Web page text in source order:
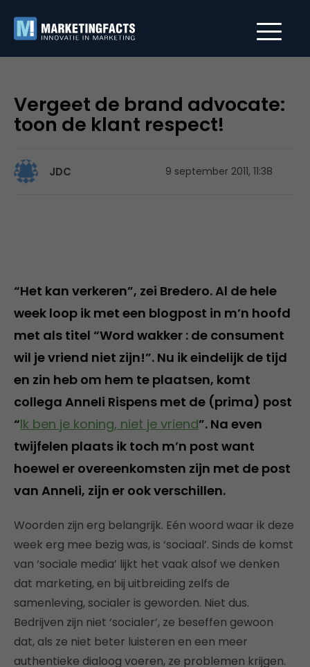
Vergeet de brand advocate:
toon de klant respect!
JDC 9 september 2011, 11:38
“Het kan verkeren”, zei Bredero. Al de hele
week loop ik met een blogpost in m’n hoofd
met als titel “Word wakker : de consument
wil je vriend niet zijn!”. Nu ik eindelijk de tijd
en zin heb om hem te plaatsen, komt
collega Anneli Rispens met de (prima) post
“Ik ben je koning, niet je vriend”. Na even
twijfelen plaats ik toch m’n post want
hoewel er overeenkomsten zijn met de post
van Anneli, zijn er ook verschillen.
Woorden zijn erg belangrijk. Eén woord waar ik deze
week erg mee bezig was, is ‘sociaal’. Sinds de komst
van ‘sociale media’ lijkt het vaak alsof we denken
dat marketing, en bij uitbreiding zelfs de
samenleving, socialer is geworden. Niet dus.
Bedrijven zijn niet ‘socialer’, ze beseffen gewoon
dat, als ze niet beter luisteren en een meer
authentieke dialoog voeren, ze problemen krijgen.